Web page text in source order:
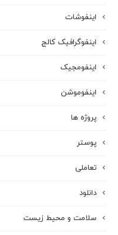
اینفوشات
اینفوگرافیک کالج
اینفومجیک
اینفوموشن
پروژه ها
پوستر
تعاملی
دانلود
سلامت و محیط زیست